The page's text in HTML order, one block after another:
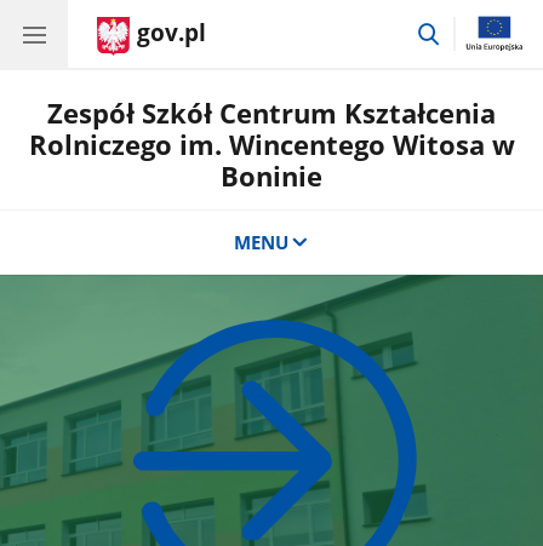
gov.pl
przejdź
Zespół Szkół Centrum Kształcenia
Rolniczego im. Wincentego Witosa w
Boninie
MENU